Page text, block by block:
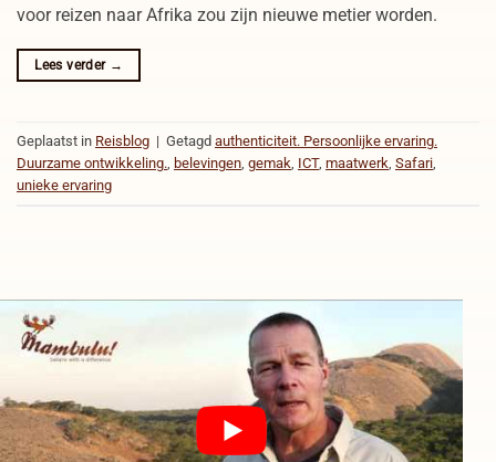
voor reizen naar Afrika zou zijn nieuwe metier worden.
Lees verder →
Geplaatst in Reisblog | Getagd authenticiteit. Persoonlijke ervaring.
Duurzame ontwikkeling. belevingen gemak ICT, maatwerk Safari
unieke ervaring